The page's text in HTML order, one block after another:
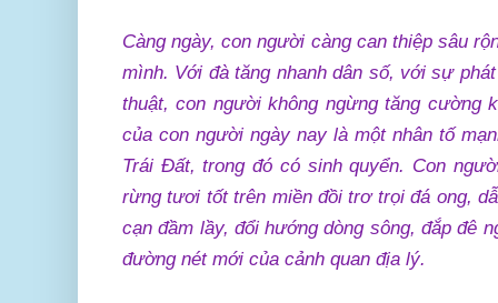
Càng ngày, con người càng can thiệp sâu
mình. Với đà tăng nhanh dân số, với sự
thuật, con người không ngừng tăng cường
của con người ngày nay là một nhân tố
Trái Đất, trong đó có sinh quyển. Con
rừng tươi tốt trên miền đồi trơ trọi đá ong,
cạn đầm lầy, đổi hướng dòng sông, đắp đê
đường nét mới của cảnh quan địa lý.